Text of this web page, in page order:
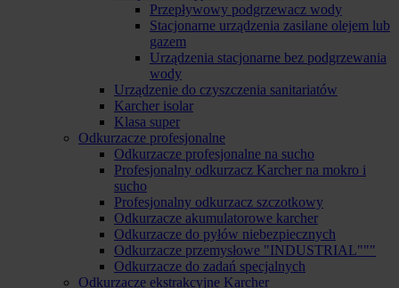
Przepływowy podgrzewacz wody
Stacjonarne urządzenia zasilane olejem lub
gazem
Urządzenia stacjonarne bez podgrzewania
wody
Urządzenie do czyszczenia sanitariatów
Karcher isolar
Klasa super
Odkurzacze profesjonalne
Odkurzacze profesjonalne na sucho
Profesjonalny odkurzacz Karcher na mokro i
sucho
Profesjonalny odkurzacz szczotkowy
Odkurzacze akumulatorowe karcher
Odkurzacze do pyłów niebezpiecznych
Odkurzacze przemysłowe "INDUSTRIAL"""
Odkurzacze do zadań specjalnych
Odkurzacze ekstrakcyjne Karcher